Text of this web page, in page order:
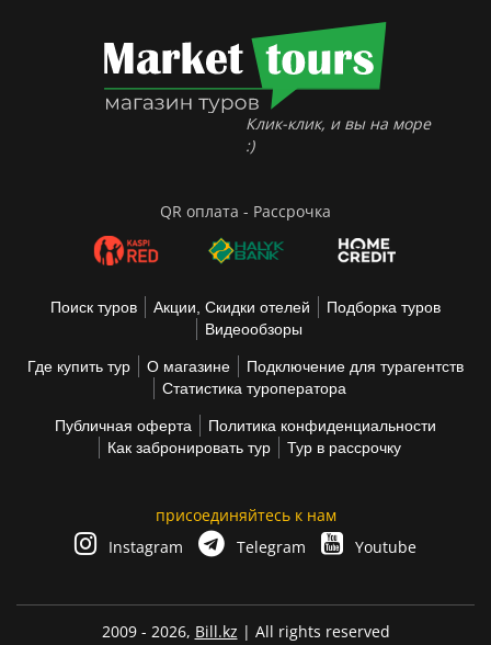
Клик-клик, и вы на море
:)
QR оплата - Рассрочка
Поиск туров Акции, Скидки отелей
Подборка туров
Видеообзоры
Где купить тур О магазине
Подключение для турагентств
Статистика туроператора
Публичная оферта
Политика конфиденциальности
Как забронировать тур
Тур в рассрочку
присоединяйтесь к нам
Instagram
Telegram Youtube
2009 - 2026, Bill.kz | All rights reserved